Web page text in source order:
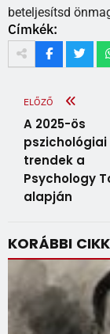
beteljesítsd
Címkék:
ELŐZŐ
A 2025-ös
pszichológiai
trendek a
Psychology
alapján
KORÁBBI